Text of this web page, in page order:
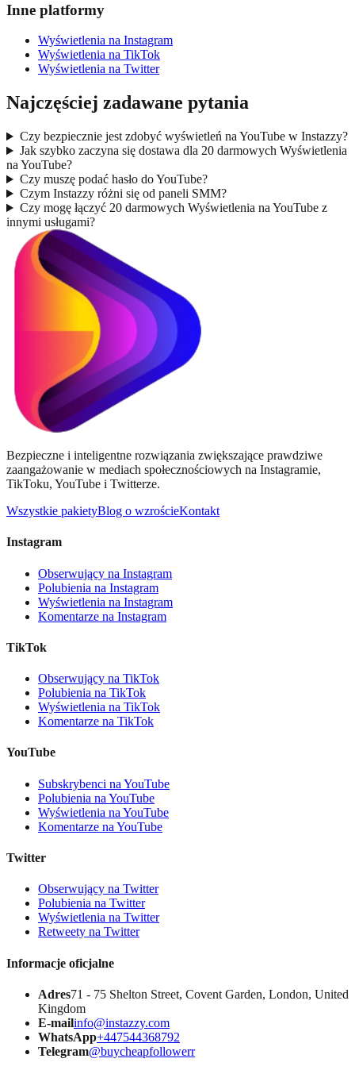
Inne platformy
Wyświetlenia na Instagram
Wyświetlenia na TikTok
Wyświetlenia na Twitter
Najczęściej zadawane pytania
Czy bezpiecznie jest zdobyć wyświetleń na YouTube w Instazzy?
Jak szybko zaczyna się dostawa dla 20 darmowych Wyświetlenia
na YouTube?
Czy muszę podać hasło do YouTube?
Czym Instazzy różni się od paneli SMM?
Czy mogę łączyć 20 darmowych Wyświetlenia na YouTube z
innymi usługami?
Bezpieczne i inteligentne rozwiązania zwiększające prawdziwe
zaangażowanie w mediach społecznościowych na Instagramie,
TikToku, YouTube i Twitterze.
Wszystkie pakietyBlog o wzrościeKontakt
Instagram
Obserwujący na Instagram
Polubienia na Instagram
Wyświetlenia na Instagram
Komentarze na Instagram
TikTok
Obserwujący na TikTok
Polubienia na TikTok
Wyświetlenia na TikTok
Komentarze na TikTok
YouTube
Subskrybenci na YouTube
Polubienia na YouTube
Wyświetlenia na YouTube
Komentarze na YouTube
Twitter
Obserwujący na Twitter
Polubienia na Twitter
Wyświetlenia na Twitter
Retweety na Twitter
Informacje oficjalne
Adres71 - 75 Shelton Street, Covent Garden, London, United
Kingdom
E-mailinfo@instazzy.com
WhatsApp+447544368792
Telegram@buycheapfollowerr